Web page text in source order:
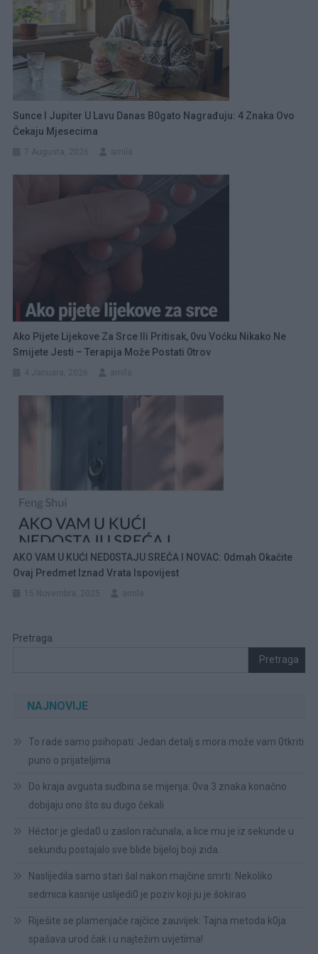
Sunce I Jupiter U Lavu Danas B0gato Nagrađuju: 4 Znaka Ovo
Čekaju Mjesecima
Ako Pijete Lijekove Za Srce Ili Pritisak, 0vu Voćku Nikako Ne
Smijete Jesti – Terapija Može Postati 0trov
AKO VAM U KUĆI NED0STAJU SREĆA I NOVAC: 0dmah Okačite
Ovaj Predmet Iznad Vrata Ispovijest
Pretraga
Pretraga
NAJNOVIJE
To rade samo psihopati: Jedan detalj s mora može vam 0tkriti
puno o prijateljima
Do kraja avgusta sudbina se mijenja: 0va 3 znaka konačno
dobijaju ono što su dugo čekali
Héctor je gleda0 u zaslon računala, a lice mu je iz sekunde u
sekundu postajalo sve bliđe bijeloj boji zida.
Naslijedila samo stari šal nakon majčine smrti: Nekoliko
sedmica kasnije uslijedi0 je poziv koji ju je šokirao
Riješite se plamenjače rajčice zauvijek: Tajna metoda k0ja
spašava urod čak i u najtežim uvjetima!